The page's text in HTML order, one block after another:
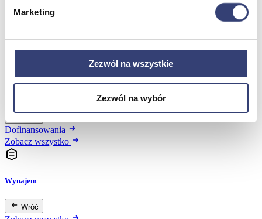
Marketing
Zezwól na wszystkie
Zezwól na wybór
Fotele do masażu
Zdrowie i uroda
Zobacz wszystko
Dofinansowania
Zobacz wszystko
Wynajem
Wróć